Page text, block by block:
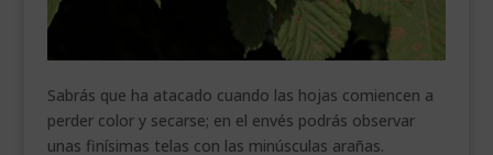
Sabrás que ha atacado cuando las hojas comiencen a
perder color y secarse; en el envés podrás observar
unas finísimas telas con las minúsculas arañas.